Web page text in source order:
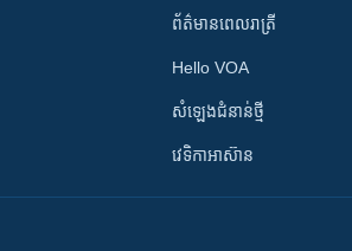
ព័ត៌មាន​​ពេល​រាត្រី
Hello VOA
សំឡេង​ជំនាន់​ថ្មី
វេទិកា​អាស៊ាន